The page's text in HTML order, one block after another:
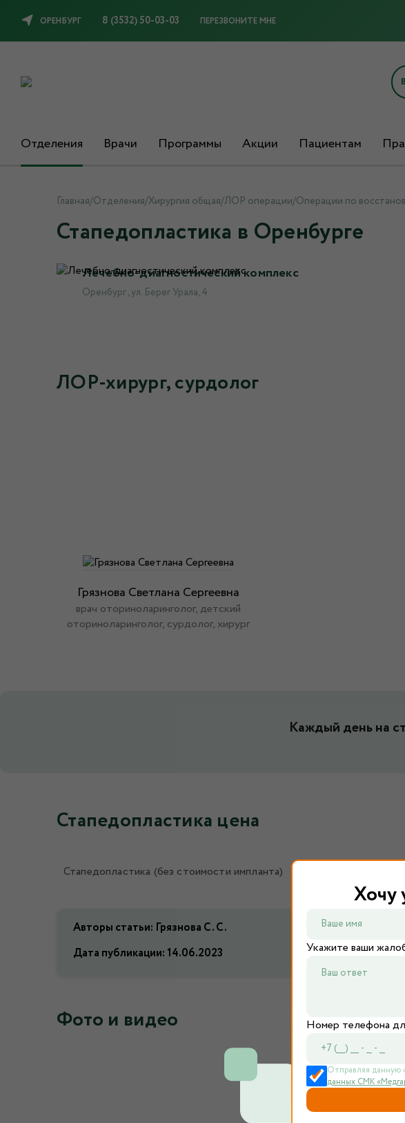
ОРЕНБУРГ 8 (3532) 50-03-03 ПЕРЕЗВОНИТЕ МНЕ
Отделения Врачи Программы Акции Пациентам
Главная/Отделения/Хирургия общая/ЛОР операции/Операции по
Стапедопластика в Оренбурге
Лечебно-диагностический комплекс
Оренбург , ул. Берег Урала, 4
ЛОР-хирург, сурдолог
Грязнова Светлана Сергеевна
врач оториноларинголог, детский
оториноларинголог, сурдолог, хирург
Каждый день на
Стапедопластика цена
Стапедопластика (без стоимости импланта)
Авторы статьи: Грязнова С. С.
Дата публикации: 14.06.2023
Фото и видео
Хочу
Укажите ваши
Номер телефона
Отправляя данную
данных СМК